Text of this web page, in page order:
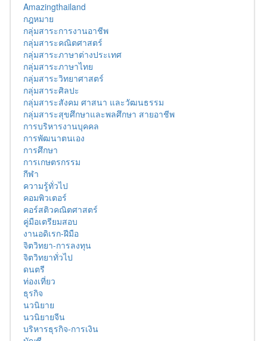
Amazingthailand
กฎหมาย
กลุ่มสาระการงานอาชีพ
กลุ่มสาระคณิตศาสตร์
กลุ่มสาระภาษาต่างประเทศ
กลุ่มสาระภาษาไทย
กลุ่มสาระวิทยาศาสตร์
กลุ่มสาระศิลปะ
กลุ่มสาระสังคม ศาสนา และวัฒนธรรม
กลุ่มสาระสุขศึกษาและพลศึกษา สายอาชีพ
การบริหารงานบุคคล
การพัฒนาตนเอง
การศึกษา
การเกษตรกรรม
กีฬา
ความรู้ทั่วไป
คอมพิวเตอร์
คอร์สติวคณิตศาสตร์
คู่มือเตรียมสอบ
งานอดิเรก-ฝีมือ
จิตวิทยา-การลงทุน
จิตวิทยาทั่วไป
ดนตรี
ท่องเที่ยว
ธุรกิจ
นวนิยาย
นวนิยายจีน
บริหารธุรกิจ-การเงิน